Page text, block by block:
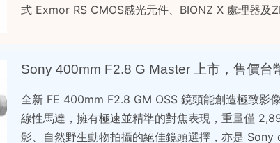
式 Exmor RS CMOS感光元件、BIONZ X 處理器
Sony 400mm F2.8 G Master 上市，售價台
全新 FE 400mm F2.8 GM OSS 鏡頭能創造極致影
線性馬達，擁有極速並精準的對焦表現，重量僅
影、自然野生動物拍攝的絕佳鏡頭選擇，亦是